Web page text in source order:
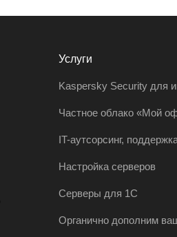
Услуги
Kaspersky Security для
Частное облако «Мой
IT-аутсорсинг,
Настройка серверов
Серверы для 1С
Органично дополним